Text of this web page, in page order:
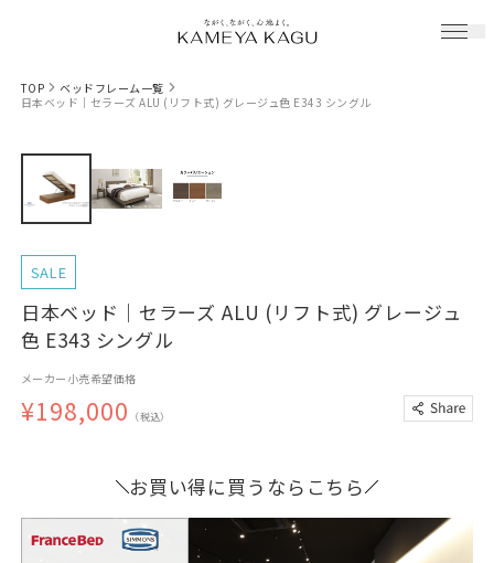
TOP
ベッドフレーム一覧
日本ベッド｜セラーズ ALU (リフト式) グレージュ色 E343 シングル
SALE
日本ベッド｜セラーズ ALU (リフト式) グレージュ
色 E343 シングル
メーカー小売希望価格
¥198,000 （税込）
お買い得に買うならこちら